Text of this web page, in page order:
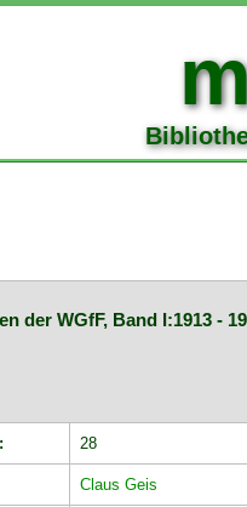
der WGfF, Band I:1913 -
28
Claus Geis